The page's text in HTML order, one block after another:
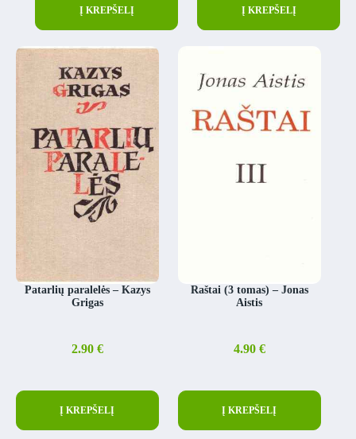
Į KREPŠELĮ Į KREPŠELĮ
Patarlių paralelės – Kazys
Grigas
2.90 €
Į KREPŠELĮ
Raštai (3 tomas) – Jonas
Aistis
4.90 €
Į KREPŠELĮ